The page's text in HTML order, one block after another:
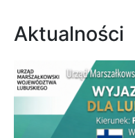
Aktualności